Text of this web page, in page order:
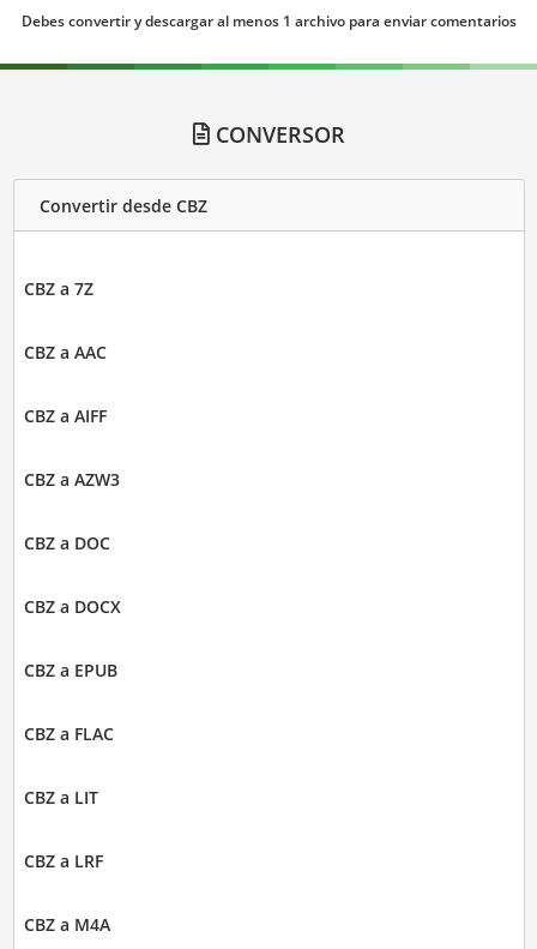
Debes convertir y descargar al menos 1 archivo para enviar comentarios
CONVERSOR
Convertir desde CBZ
CBZ a 7Z
CBZ a AAC
CBZ a AIFF
CBZ a AZW3
CBZ a DOC
CBZ a DOCX
CBZ a EPUB
CBZ a FLAC
CBZ a LIT
CBZ a LRF
CBZ a M4A